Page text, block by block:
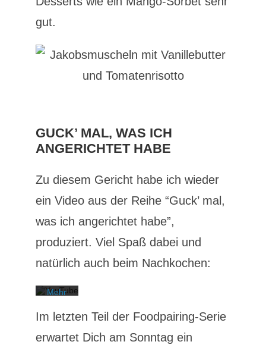
gut.
GUCK’ MAL, WAS ICH
ANGERICHTET HABE
Zu diesem Gericht habe ich wieder
ein Video aus der Reihe “Guck’ mal,
was ich angerichtet habe”,
produziert. Viel Spaß dabei und
natürlich auch beim Nachkochen:
dem
des
akzeptieren
Datenschutzerklärung
Mehr
laden
Im letzten Teil der Foodpairing-Serie
erwartet Dich am Sonntag ein